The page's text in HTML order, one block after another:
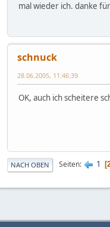
mal wieder ich. danke
schnuck
28.06.2005, 11:46:39
OK, auch ich scheitere
NACH OBEN Seiten 1